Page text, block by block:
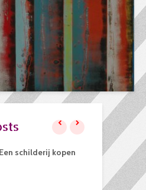
Een schilderij kopen